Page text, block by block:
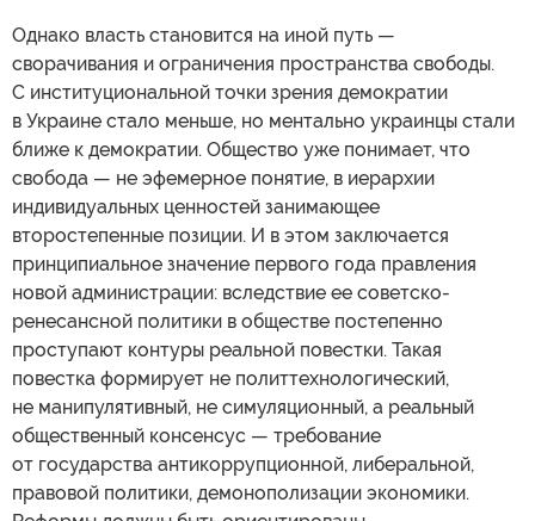
Однако власть становится на иной путь —
сворачивания и ограничения пространства свободы.
С институциональной точки зрения демократии
в Украине стало меньше, но ментально украинцы стали
ближе к демократии. Общество уже понимает, что
свобода — не эфемерное понятие, в иерархии
индивидуальных ценностей занимающее
второстепенные позиции. И в этом заключается
принципиальное значение первого года правления
новой администрации: вследствие ее советско-
ренесансной политики в обществе постепенно
проступают контуры реальной повестки. Такая
повестка формирует не политтехнологический,
не манипулятивный, не симуляционный, а реальный
общественный консенсус — требование
от государства антикоррупционной, либеральной,
правовой политики, демонополизации экономики.